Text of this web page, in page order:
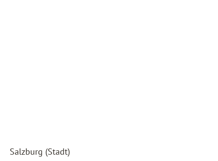
Salzburg (Stadt)